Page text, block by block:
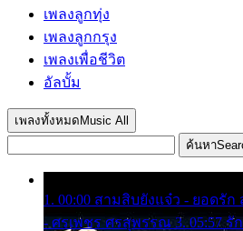
เพลงลูกทุ่ง
เพลงลูกกรุง
เพลงเพื่อชีวิต
อัลบั้ม
เพลงทั้งหมด Music All
ค้นหา
1. 00:00 สามสิบยังแจ๋ว - ยอดรัก
- ศรเพชร ศรสุพรรณ 3. 05:57 รั